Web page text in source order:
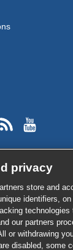
External
link
opens
a
new
window
opens
a
new
window
privacy
store and
identifiers,
technologies
our partners
or withdrawing
disabled, some